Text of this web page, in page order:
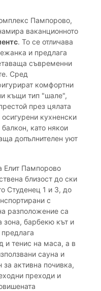
Пампорово,
ваканционното
. То се отличава
и предлага
съвременни
Сред
комфортни
къщи тип "шале",
през цялата
кухненски
като някои
допълнителен уют
Елит Пампорово
близост до ски
Студенец 1 и 3, до
с
разположение са
зона, барбекю кът и
и тенис на маса, а в
сауна и
за активна почивка,
преходи и